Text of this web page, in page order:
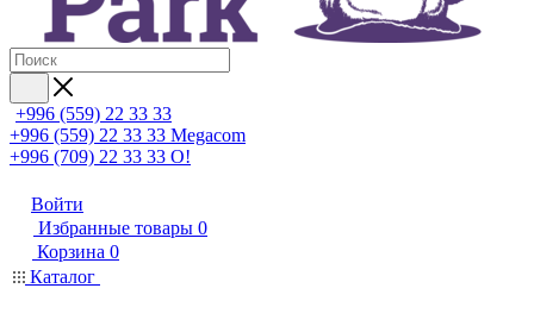
+996 (559) 22 33 33
+996 (559) 22 33 33 Megacom
+996 (709) 22 33 33 O!
Войти
Избранные товары 0
Корзина 0
Каталог